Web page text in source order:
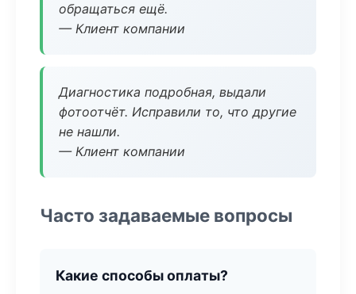
обращаться ещё.
— Клиент компании
Диагностика подробная, выдали
фотоотчёт. Исправили то, что другие
не нашли.
— Клиент компании
Часто задаваемые вопросы
Какие способы оплаты?